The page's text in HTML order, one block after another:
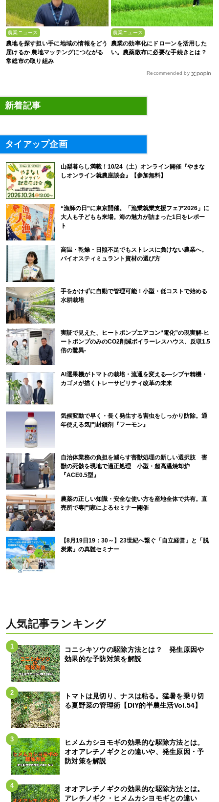
農業ニュース
農地を探す担い手に地域の情報をどう
届けるか 農地マッチングにつながる
常総市の取り組み
農業ニュース
農業の効率化にドローンを活用した
い。農薬散布に必要な手続きとは？
Recommended by
新着記事
タイアップ企画
山梨暮らし満載！10/24（土）オンライン開催『やまな
しオンライン就農座談会』【参加無料】
“漁師の日”に東京開催。「漁業就業支援フェア2026」に
大人も子どもも来場。海の魅力が詰まった1日をレポー
ト
高温・乾燥・日照不足でもストレスに負けない農業へ。
バイオスティミュラント資材の選び方
手をかけずに自動で管理可能！小型・低コストで始める
水耕栽培
実証で見えた、ヒートポンプエアコン“電化”の現実解-ヒ
ートポンプのみのCO2削減ボイラーレスハウス、反収1.5
倍の驚異-
AI選果機がトマトの栽培・流通を変える―シブヤ精機・
カゴメが描くトレーサビリティ改革の未来
気候変動で早く・長く発生する害虫をしっかり防除。通
年使える気門封鎖剤『フーモン』
自治体業務の負担を減らす害獣処理の新しい選択肢 害
獣の死骸を現地で適正処理 小型・超高温焼却炉
『ACE0.5型』
農薬の正しい知識・安全な使い方を産地全体で共有。直
売所で専門家によるセミナー開催
【8月19日19：30～】23世紀へ繋ぐ「自立経営」と「脱
炭素」の真髄セミナー
人気記事ランキング
コニシキソウの駆除方法とは？ 発生原因や
効果的な予防対策を解説
トマトは見切り、ナスは粘る。猛暑を乗り切
る夏野菜の管理術【DIY的半農生活Vol.54】
ヒメムカシヨモギの効果的な駆除方法とは。
オオアレチノギクとの違いや、発生原因・予
防対策を解説
オオアレチノギクの効果的な駆除方法とは。
アレチノギク・ヒメムカシヨモギとの違い